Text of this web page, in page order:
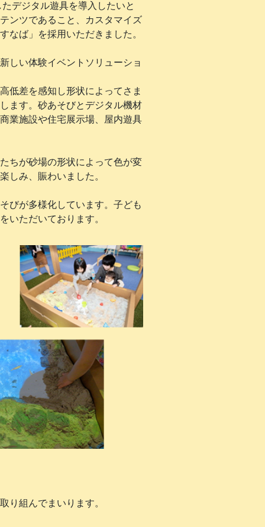
デジタル遊具を導入したいと
ンツであること、カスタマイズ
なば」を採用いただきました。
しい体験イベントソリューショ
低差を感知し形状によってさま
ます。砂あそびとデジタル機材
業施設や住宅展示場、屋内遊具
ちが砂場の形状によって色が変
しみ、賑わいました。
びが多様化しています。子ども
いただいております。
り組んでまいります。